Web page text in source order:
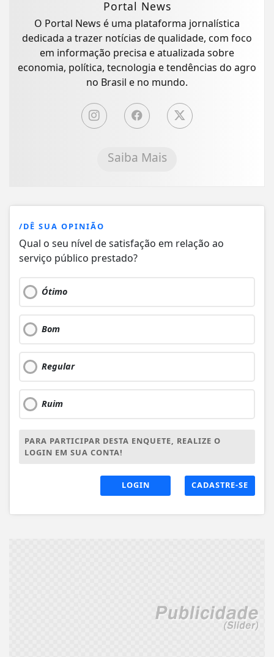
Portal News
O Portal News é uma plataforma jornalística
dedicada a trazer notícias de qualidade, com foco
em informação precisa e atualizada sobre
economia, política, tecnologia e tendências do agro
no Brasil e no mundo.
Saiba Mais
/DÊ SUA OPINIÃO
Qual o seu nível de satisfação em relação ao
serviço público prestado?
Ótimo
Bom
Regular
Ruim
PARA PARTICIPAR DESTA ENQUETE, REALIZE O
LOGIN EM SUA CONTA!
LOGIN CADASTRE-SE